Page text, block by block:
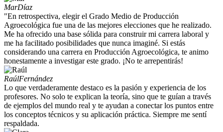
MarDíaz
"En retrospectiva, elegir el Grado Medio de Producción
Agroecológica fue una de las mejores elecciones que he realizado.
Me ha ofrecido una base sólida para construir mi carrera laboral y
me ha facilitado posibilidades que nunca imaginé. Si estás
considerando una carrera en Producción Agroecológica, te animo
honestamente a investigar este grado. ¡No te arrepentirás!
RaúlFernández
Lo que verdaderamente destaco es la pasión y experiencia de los
profesores. No solo te explican la teoría, sino que te guían a través
de ejemplos del mundo real y te ayudan a conectar los puntos entre
los conceptos técnicos y su aplicación práctica. Siempre me sentí
respaldada.